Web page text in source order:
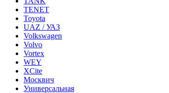
TENET
Toyota
UAZ / УАЗ
Volkswagen
Volvo
Vortex
WEY
XCite
Москвич
Универсальная